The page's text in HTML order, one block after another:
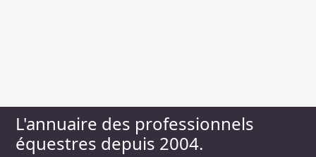
L'annuaire des professionnels
équestres depuis 2004.